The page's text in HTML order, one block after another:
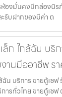
องมั่นคงมีกล่องนิรภั
ะรับฝากของมีค่า ต
ล็ก ใกล้ฉัน บริ
นมืออาชีพ ร
ฉัน บริการ ขายตู้เซ
ารทั่วไทย ขายตู้เซฟ